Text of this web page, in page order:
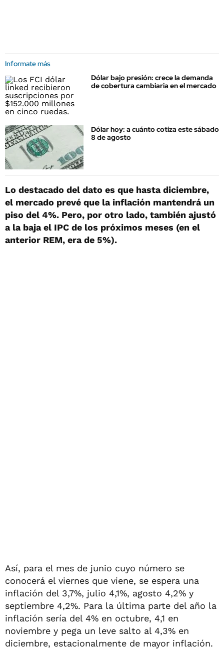
Informate más
Dólar bajo presión: crece la demanda
de cobertura cambiaria en el mercado
Dólar hoy: a cuánto cotiza este sábado
8 de agosto
Lo destacado del dato es que hasta diciembre,
el mercado prevé que la inflación mantendrá un
piso del 4%. Pero, por otro lado, también ajustó
a la baja el IPC de los próximos meses (en el
anterior REM, era de 5%).
Así, para el mes de junio cuyo número se
conocerá el viernes que viene, se espera una
inflación del 3,7%, julio 4,1%, agosto 4,2% y
septiembre 4,2%. Para la última parte del año la
inflación sería del 4% en octubre, 4,1 en
noviembre y pega un leve salto al 4,3% en
diciembre, estacionalmente de mayor inflación.